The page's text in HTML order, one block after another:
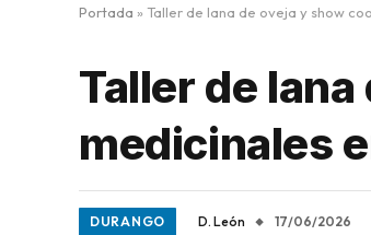
Portada » Taller de lana de oveja y show
Taller de
medicinales
DURANGO D. León 17/06/2026